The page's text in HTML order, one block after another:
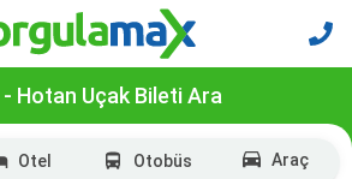
- Hotan Uçak Bileti Ara
Otel Otobüs Araç